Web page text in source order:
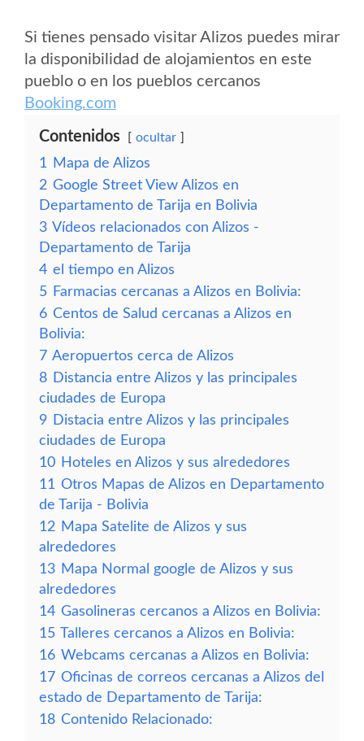
Si tienes pensado visitar Alizos puedes mirar
la disponibilidad de alojamientos en este
pueblo o en los pueblos cercanos
Booking.com
Contenidos ocultar
1
Mapa de Alizos
2 Google Street View Alizos en
Departamento de Tarija en Bolivia
3 Vídeos relacionados con Alizos -
Departamento de Tarija
4 el tiempo en Alizos
5 Farmacias cercanas a Alizos en Bolivia:
6 Centos de Salud cercanas a Alizos en
Bolivia:
7 Aeropuertos cerca de Alizos
8 Distancia entre Alizos y las principales
ciudades de Europa
9 Distacia entre Alizos y las principales
ciudades de Europa
10 Hoteles en Alizos y sus alrededores
11 Otros Mapas de Alizos en Departamento
de Tarija - Bolivia
12 Mapa Satelite de Alizos y sus
alrededores
13 Mapa Normal google de Alizos y sus
alrededores
14 Gasolineras cercanos a Alizos en Bolivia:
15 Talleres cercanos a Alizos en Bolivia:
16 Webcams cercanas a Alizos en Bolivia:
17 Oficinas de correos cercanas a Alizos del
estado de Departamento de Tarija:
18 Contenido Relacionado: